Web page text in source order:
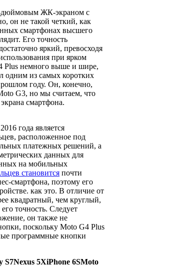
дюймовым ЖК-экраном с
он не такой четкий, как
смартфонах высшего
Его точность
яркий, превосходя
при ярком
Plus немного выше и шире,
одним из самых коротких
году. Он, конечно,
G3, но мы считаем, что
смартфона.
года является
расположенное под
платежных решений, а
данных для
на мобильных
становится почти
смартфона, поэтому его
как это. В отличие от
квадратный, чем круглый,
точность. Следует
он также не
поскольку Moto G4 Plus
программные кнопки
S7Nexus 5XiPhone 6SMoto